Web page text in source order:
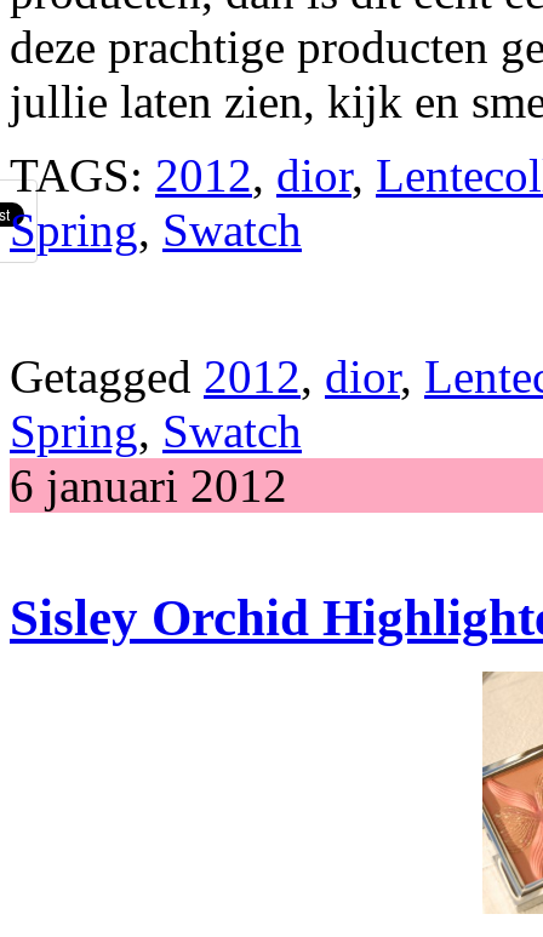
deze prachtige producten
jullie laten zien, kijk en
TAGS: 2012, dior,
Spring, Swatch
Getagged 2012, dior,
Spring, Swatch
6 januari 2012
Sisley Orchid